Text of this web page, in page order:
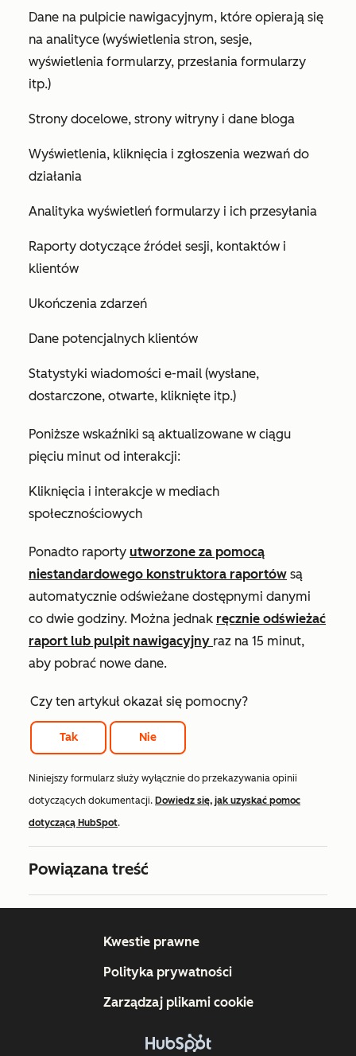
Dane na pulpicie nawigacyjnym, które opierają się
na analityce (wyświetlenia stron, sesje,
wyświetlenia formularzy, przesłania formularzy
itp.)
Strony docelowe, strony witryny i dane bloga
Wyświetlenia, kliknięcia i zgłoszenia wezwań do
działania
Analityka wyświetleń formularzy i ich przesyłania
Raporty dotyczące źródeł sesji, kontaktów i
klientów
Ukończenia zdarzeń
Dane potencjalnych klientów
Statystyki wiadomości e-mail (wysłane,
dostarczone, otwarte, kliknięte itp.)
Poniższe wskaźniki są aktualizowane w ciągu
pięciu minut od interakcji:
Kliknięcia i interakcje w mediach
społecznościowych
Ponadto raporty utworzone za pomocą
niestandardowego konstruktora raportów są
automatycznie odświeżane dostępnymi danymi
co dwie godziny. Można jednak ręcznie odświeżać
raport lub pulpit nawigacyjny raz na 15 minut,
aby pobrać nowe dane.
Czy ten artykuł okazał się pomocny?
Tak Nie
Niniejszy formularz służy wyłącznie do przekazywania opinii
dotyczących dokumentacji. Dowiedz się, jak uzyskać pomoc
dotyczącą HubSpot.
Powiązana treść
Kwestie prawne
Polityka prywatności
Zarządzaj plikami cookie